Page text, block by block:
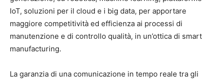
IoT, soluzioni per il cloud e i big data, per apportare
maggiore competitività ed efficienza ai processi di
manutenzione e di controllo qualità, in un’ottica di smart
manufacturing.
La garanzia di una comunicazione in tempo reale tra gli